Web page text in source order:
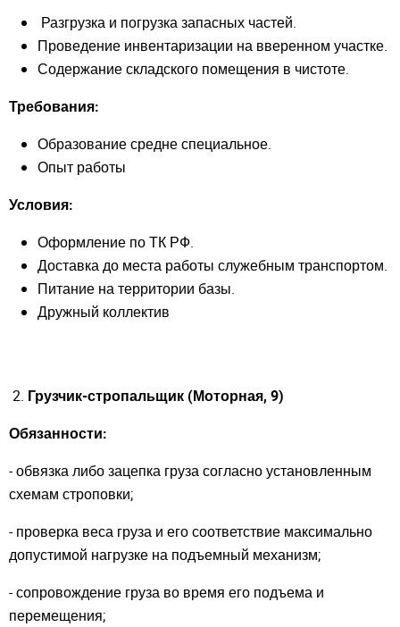
Разгрузка и погрузка запасных частей.
Проведение инвентаризации на вверенном участке.
Содержание складского помещения в чистоте.
Требования:
Образование средне специальное.
Опыт работы
Условия:
Оформление по ТК РФ.
Доставка до места работы служебным транспортом.
Питание на территории базы.
Дружный коллектив
2. Грузчик-стропальщик (Моторная, 9)
Обязанности:
- обвязка либо зацепка груза согласно установленным
схемам строповки;
- проверка веса груза и его соответствие максимально
допустимой нагрузке на подъемный механизм;
- сопровождение груза во время его подъема и
перемещения;
Закрыть окно